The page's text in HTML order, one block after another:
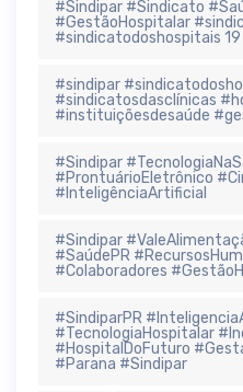
#Sindipar #Sindicato
#GestãoHospitalar
#sindicatodoshospitais 19
#sindipar
#sindicatosdasclínicas
#instituiçõesdesaúde
#Sindipar
#ProntuárioEletrônico
#InteligênciaArtificial
#Sindipar
#SaúdePR
#Colaboradores
#SindiparPR
#TecnologiaHospitalar
#HospitalDoFuturo
#Parana #Sindipar